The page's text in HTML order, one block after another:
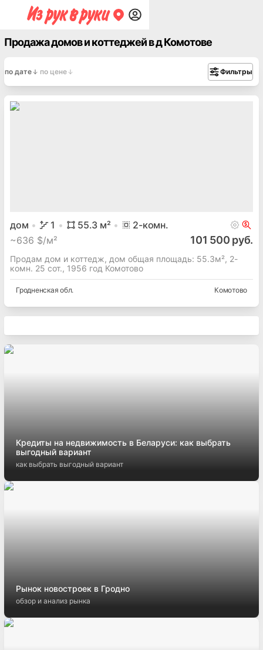
Продажа домов и коттеджей в д Комотове
по дате по цене Фильтры
дом 1 55.3 м² 2-комн.
~636 $/м² 101 500 руб.
Продам дом и коттедж, дом общая площадь: 55.3м², 2-
комн. 25 сот., 1956 год Комотово
Гродненская обл. Комотово
Кредиты на недвижимость в Беларуси: как выбрать
выгодный вариант
как выбрать выгодный вариант
Рынок новостроек в Гродно
обзор и анализ рынка